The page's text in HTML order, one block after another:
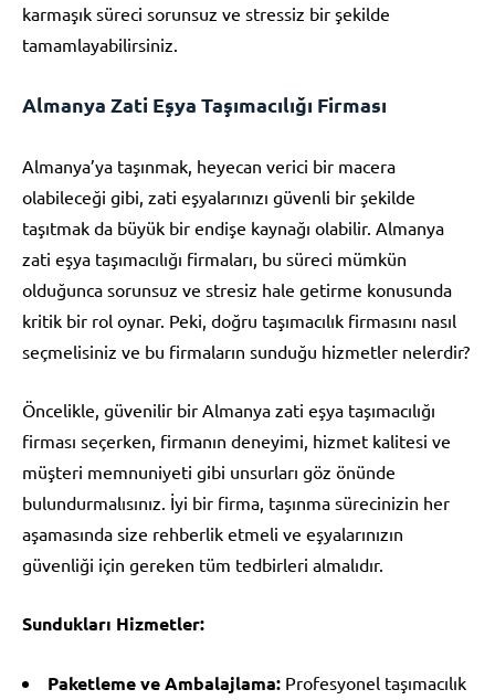
karmaşık süreci sorunsuz ve stressiz bir şekilde
tamamlayabilirsiniz.
Almanya Zati Eşya Taşımacılığı Firması
Almanya’ya taşınmak, heyecan verici bir macera
olabileceği gibi, zati eşyalarınızı güvenli bir şekilde
taşıtmak da büyük bir endişe kaynağı olabilir. Almanya
zati eşya taşımacılığı firmaları, bu süreci mümkün
olduğunca sorunsuz ve stresiz hale getirme konusunda
kritik bir rol oynar. Peki, doğru taşımacılık firmasını nasıl
seçmelisiniz ve bu firmaların sunduğu hizmetler nelerdir?
Öncelikle, güvenilir bir Almanya zati eşya taşımacılığı
firması seçerken, firmanın deneyimi, hizmet kalitesi ve
müşteri memnuniyeti gibi unsurları göz önünde
bulundurmalısınız. İyi bir firma, taşınma sürecinizin her
aşamasında size rehberlik etmeli ve eşyalarınızın
güvenliği için gereken tüm tedbirleri almalıdır.
Sundukları Hizmetler:
Paketleme ve Ambalajlama: Profesyonel taşımacılık